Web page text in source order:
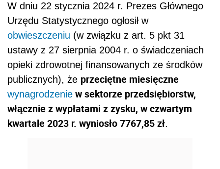
W dniu 22 stycznia 2024 r. Prezes Głównego
Urzędu Statystycznego ogłosił w
obwieszczeniu (w związku z art. 5 pkt 31
ustawy z 27 sierpnia 2004 r. o świadczeniach
opieki zdrowotnej finansowanych ze środków
publicznych), że przeciętne miesięczne
wynagrodzenie w sektorze przedsiębiorstw,
włącznie z wypłatami z zysku, w czwartym
kwartale 2023 r. wyniosło 7767,85 zł.